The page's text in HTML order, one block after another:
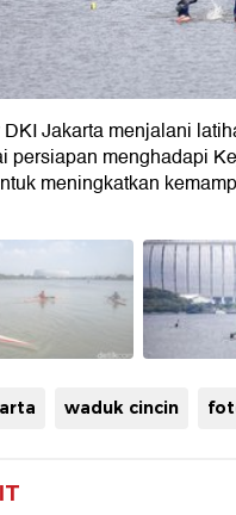
Jakarta menjalani
persiapan menghadapi
meningkatkan
waduk cincin